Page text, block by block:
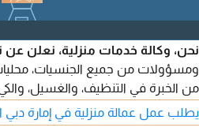
نحن، وكالة خدمات منزلية، نعلن
ومسؤولات من جميع الجنسيات،
من الخبرة في التنظيف، والغسيل،
المنزلية الأخرى. متوفرات للعمل
ساعات اضافية
يطلب عمل عمالة منزلية في إمارة دبي